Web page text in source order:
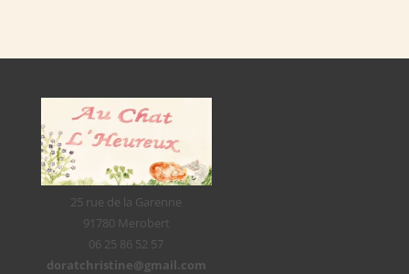
25 rue de la Garenne
91780 Merobert
06 25 86 52 57
doratchristine@gmail.com